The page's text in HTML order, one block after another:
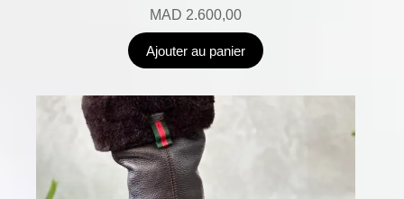
MAD 2.600,00
Ajouter au panier